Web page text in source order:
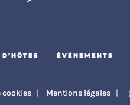
ÉVÉNEMENTS
cookies | Mentions légales |